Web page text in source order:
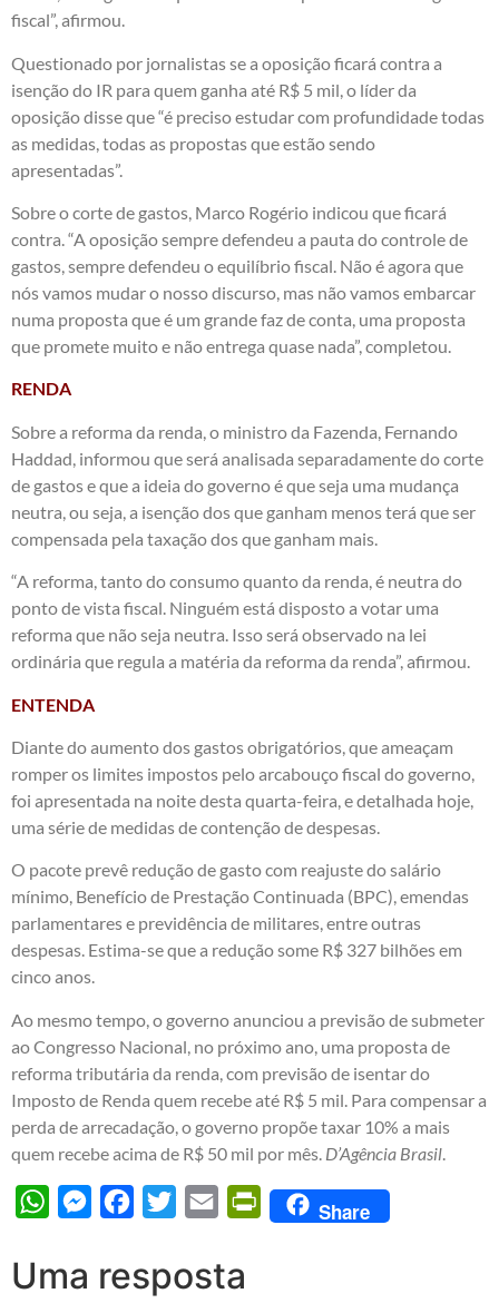
fiscal”, afirmou.
Questionado por jornalistas se a oposição ficará contra a
isenção do IR para quem ganha até R$ 5 mil, o líder da
oposição disse que “é preciso estudar com profundidade todas
as medidas, todas as propostas que estão sendo
apresentadas”.
Sobre o corte de gastos, Marco Rogério indicou que ficará
contra. “A oposição sempre defendeu a pauta do controle de
gastos, sempre defendeu o equilíbrio fiscal. Não é agora que
nós vamos mudar o nosso discurso, mas não vamos embarcar
numa proposta que é um grande faz de conta, uma proposta
que promete muito e não entrega quase nada”, completou.
RENDA
Sobre a reforma da renda, o ministro da Fazenda, Fernando
Haddad, informou que será analisada separadamente do corte
de gastos e que a ideia do governo é que seja uma mudança
neutra, ou seja, a isenção dos que ganham menos terá que ser
compensada pela taxação dos que ganham mais.
“A reforma, tanto do consumo quanto da renda, é neutra do
ponto de vista fiscal. Ninguém está disposto a votar uma
reforma que não seja neutra. Isso será observado na lei
ordinária que regula a matéria da reforma da renda”, afirmou.
ENTENDA
Diante do aumento dos gastos obrigatórios, que ameaçam
romper os limites impostos pelo arcabouço fiscal do governo,
foi apresentada na noite desta quarta-feira, e detalhada hoje,
uma série de medidas de contenção de despesas.
O pacote prevê redução de gasto com reajuste do salário
mínimo, Benefício de Prestação Continuada (BPC), emendas
parlamentares e previdência de militares, entre outras
despesas. Estima-se que a redução some R$ 327 bilhões em
cinco anos.
Ao mesmo tempo, o governo anunciou a previsão de submeter
ao Congresso Nacional, no próximo ano, uma proposta de
reforma tributária da renda, com previsão de isentar do
Imposto de Renda quem recebe até R$ 5 mil. Para compensar a
perda de arrecadação, o governo propõe taxar 10% a mais
quem recebe acima de R$ 50 mil por mês. D’Agência Brasil
WhatsAppMessengerFacebook
Twitter Email PrintFriendly
Share
Uma resposta